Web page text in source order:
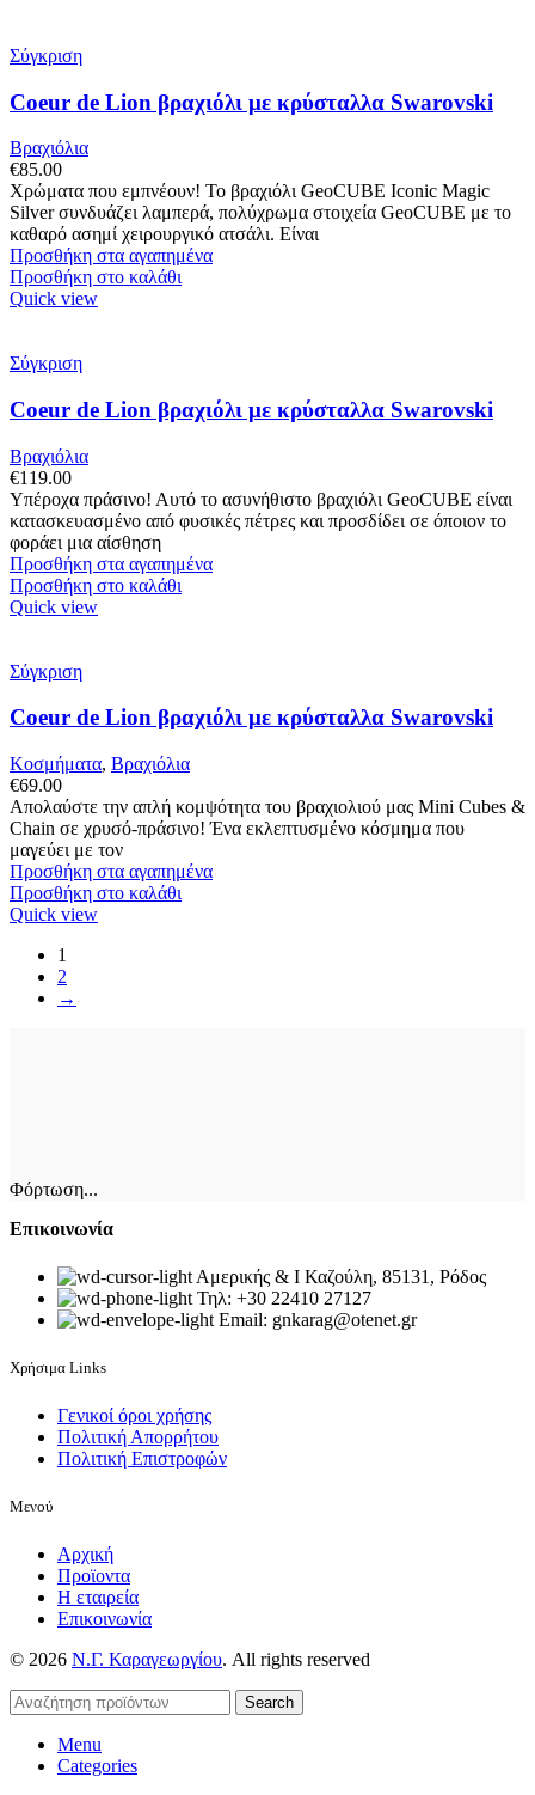
Σύγκριση
Coeur de Lion βραχιόλι με κρύσταλλα Swarovski
Βραχιόλια
€85.00
Χρώματα που εμπνέουν! Το βραχιόλι GeoCUBE Iconic Magic
Silver συνδυάζει λαμπερά, πολύχρωμα στοιχεία GeoCUBE με το
καθαρό ασημί χειρουργικό ατσάλι. Είναι
Προσθήκη στα αγαπημένα
Προσθήκη στο καλάθι
Quick view
Σύγκριση
Coeur de Lion βραχιόλι με κρύσταλλα Swarovski
Βραχιόλια
€119.00
Υπέροχα πράσινο! Αυτό το ασυνήθιστο βραχιόλι GeoCUBE είναι
κατασκευασμένο από φυσικές πέτρες και προσδίδει σε όποιον το
φοράει μια αίσθηση
Προσθήκη στα αγαπημένα
Προσθήκη στο καλάθι
Quick view
Σύγκριση
Coeur de Lion βραχιόλι με κρύσταλλα Swarovski
Κοσμήματα, Βραχιόλια
€69.00
Απολαύστε την απλή κομψότητα του βραχιολιού μας Mini Cubes &
Chain σε χρυσό-πράσινο! Ένα εκλεπτυσμένο κόσμημα που
μαγεύει με τον
Προσθήκη στα αγαπημένα
Προσθήκη στο καλάθι
Quick view
1
2
→
Φόρτωση...
Επικοινωνία
Αμερικής & Ι Καζούλη, 85131, Ρόδος
Τηλ: +30 22410 27127
Email: gnkarag@otenet.gr
Χρήσιμα Links
Γενικοί όροι χρήσης
Πολιτική Απορρήτου
Πολιτική Επιστροφών
Μενού
Αρχική
Προϊοντα
Η εταιρεία
Επικοινωνία
© 2026 Ν.Γ. Καραγεωργίου. All rights reserved
Search
Menu
Categories